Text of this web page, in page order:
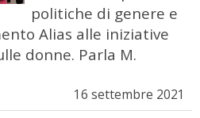
politiche di genere e
Alias alle iniziative
donne. Parla M.
16 settembre 2021